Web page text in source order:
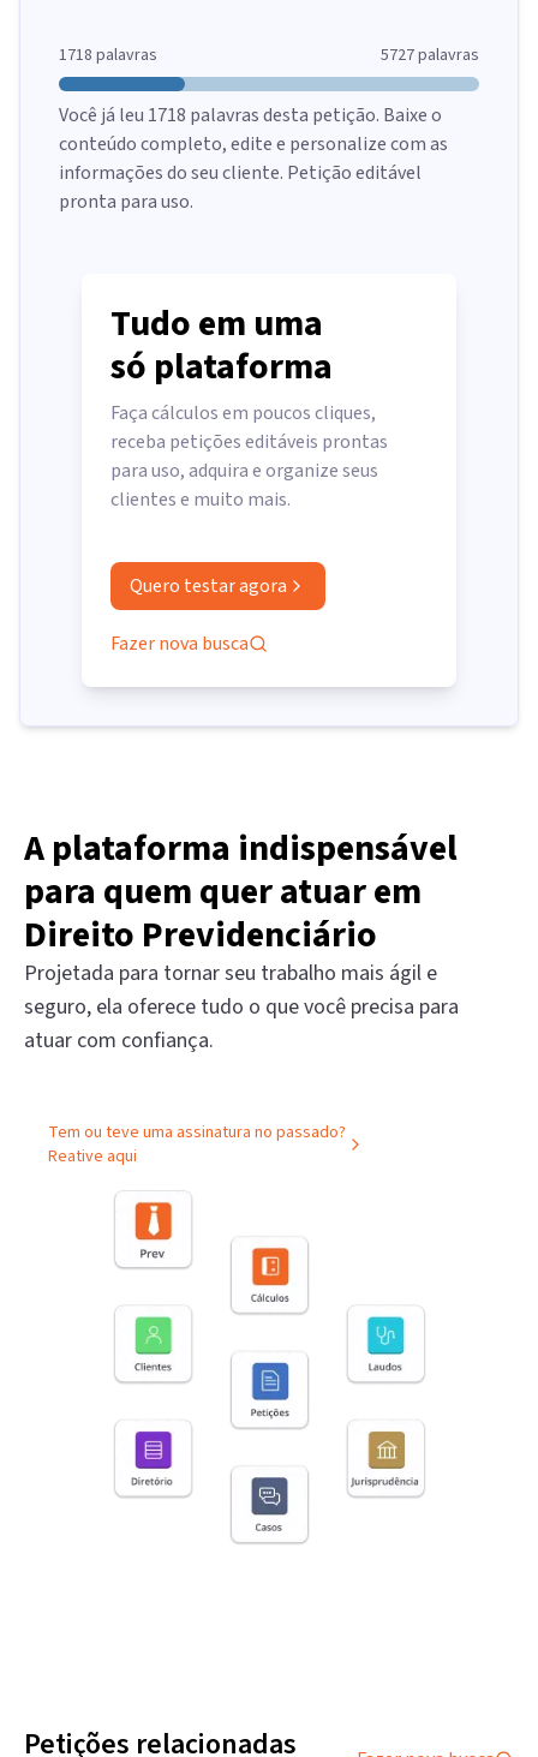
1718 palavras 5727palavras
Você já leu 1718 palavras desta petição. Baixe o
conteúdo completo, edite e personalize com as
informações do seu cliente. Petição editável
pronta para uso.
Tudo em uma
só plataforma
Faça cálculos em poucos cliques,
receba petições editáveis prontas
para uso, adquira e organize seus
clientes e muito mais.
Quero testar agora
Fazer nova busca
A plataforma indispensável
para quem quer atuar em
Direito Previdenciário
Projetada para tornar seu trabalho mais ágil e
seguro, ela oferece tudo o que você precisa para
atuar com confiança.
Tem ou teve uma assinatura no passado?
Reative aqui
Petições relacionadas